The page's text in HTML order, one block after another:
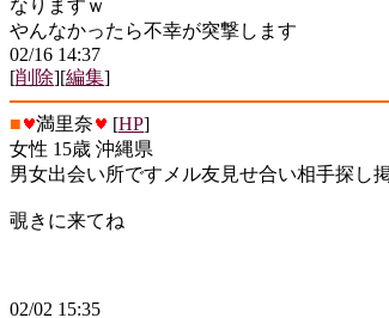
なりますｗ
やんなかったら不幸が突撃します
02/16 14:37
[削除][編集]
■ 満里奈 [HP]
女性 15歳 沖縄県
男女出会い所ですメル友見せ合い相手探し
覗きに来てね
02/02 15:35